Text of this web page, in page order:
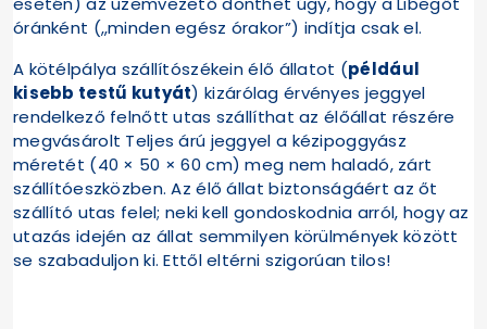
óránként („minden egész órakor”) indítja csak el.
A kötélpálya szállítószékein élő állatot (például
kisebb testű kutyát) kizárólag érvényes jeggyel
rendelkező felnőtt utas szállíthat az élőállat részére
megvásárolt Teljes árú jeggyel a kézipoggyász
méretét (40 × 50 × 60 cm) meg nem haladó, zárt
szállítóeszközben. Az élő állat biztonságáért az őt
szállító utas felel; neki kell gondoskodnia arról, hogy az
utazás idején az állat semmilyen körülmények között
se szabaduljon ki. Ettől eltérni szigorúan tilos!